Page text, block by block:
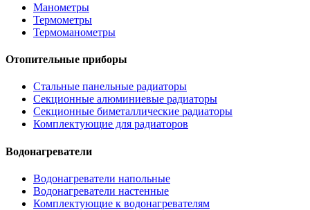
Манометры
Термометры
Термоманометры
Отопительные приборы
Стальные панельные радиаторы
Секционные алюминиевые радиаторы
Секционные биметаллические радиаторы
Комплектующие для радиаторов
Водонагреватели
Водонагреватели напольные
Водонагреватели настенные
Комплектующие к водонагревателям